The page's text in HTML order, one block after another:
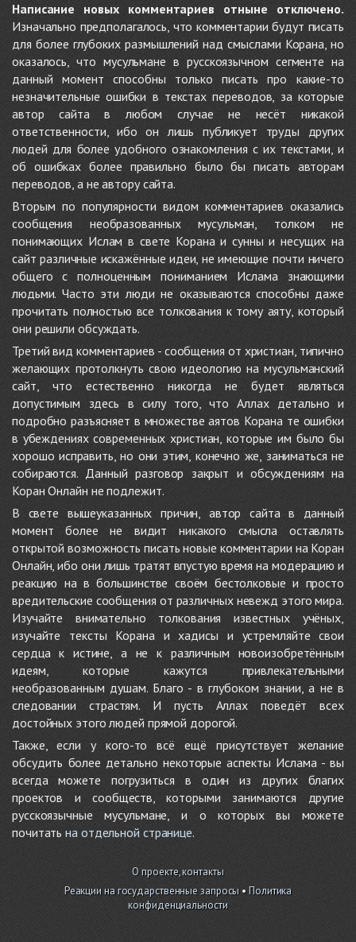
Написание новых комментариев отныне отключено.
Изначально предполагалось, что комментарии будут писать
для более глубоких размышлений над смыслами Корана, но
оказалось, что мусульмане в русскоязычном сегменте на
данный момент способны только писать про какие-то
незначительные ошибки в текстах переводов, за которые
автор сайта в любом случае не несёт никакой
ответственности, ибо он лишь публикует труды других
людей для более удобного ознакомления с их текстами, и
об ошибках более правильно было бы писать авторам
переводов, а не автору сайта.
Вторым по популярности видом комментариев оказались
сообщения необразованных мусульман, толком не
понимающих Ислам в свете Корана и сунны и несущих на
сайт различные искажённые идеи, не имеющие почти ничего
общего с полноценным пониманием Ислама знающими
людьми. Часто эти люди не оказываются способны даже
прочитать полностью все толкования к тому аяту, который
они решили обсуждать.
Третий вид комментариев - сообщения от христиан, типично
желающих протолкнуть свою идеологию на мусульманский
сайт, что естественно никогда не будет являться
допустимым здесь в силу того, что Аллах детально и
подробно разъясняет в множестве аятов Корана те ошибки
в убеждениях современных христиан, которые им было бы
хорошо исправить, но они этим, конечно же, заниматься не
собираются. Данный разговор закрыт и обсуждениям на
Коран Онлайн не подлежит.
В свете вышеуказанных причин, автор сайта в данный
момент более не видит никакого смысла оставлять
открытой возможность писать новые комментарии на Коран
Онлайн, ибо они лишь тратят впустую время на модерацию и
реакцию на в большинстве своём бестолковые и просто
вредительские сообщения от различных невежд этого мира.
Изучайте внимательно толкования известных учёных,
изучайте тексты Корана и хадисы и устремляйте свои
сердца к истине, а не к различным новоизобретённым
идеям, которые кажутся привлекательными
необразованным душам. Благо - в глубоком знании, а не в
следовании страстям. И пусть Аллах поведёт всех
достойных этого людей прямой дорогой.
Также, если у кого-то всё ещё присутствует желание
обсудить более детально некоторые аспекты Ислама - вы
всегда можете погрузиться в один из других благих
проектов и сообществ, которыми занимаются другие
русскоязычные мусульмане, и о которых вы можете
почитатьна отдельной странице.
О проекте, контакты
Реакции на государственные запросы •Политика
конфиденциальности